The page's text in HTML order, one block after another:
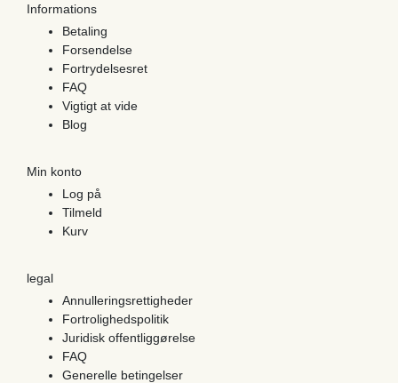
Informations
Betaling
Forsendelse
Fortrydelsesret
FAQ
Vigtigt at vide
Blog
Min konto
Log på
Tilmeld
Kurv
legal
Annulleringsrettigheder
Fortrolighedspolitik
Juridisk offentliggørelse
FAQ
Generelle betingelser